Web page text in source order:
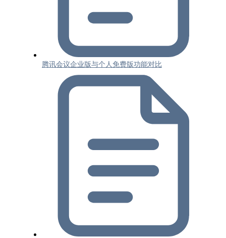
腾讯会议企业版与个人免费版功能对比